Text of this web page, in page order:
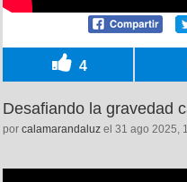
4
Desafiando la gravedad
por calamarandaluz el 31 ago 2025,